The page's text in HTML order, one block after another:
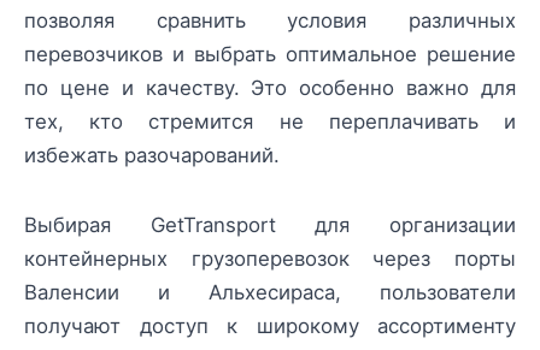
позволяя сравнить условия различных
перевозчиков и выбрать оптимальное решение
по цене и качеству. Это особенно важно для
тех, кто стремится не переплачивать и
избежать разочарований.
Выбирая GetTransport для организации
контейнерных грузоперевозок через порты
Валенсии и Альхесираса, пользователи
получают доступ к широкому ассортименту